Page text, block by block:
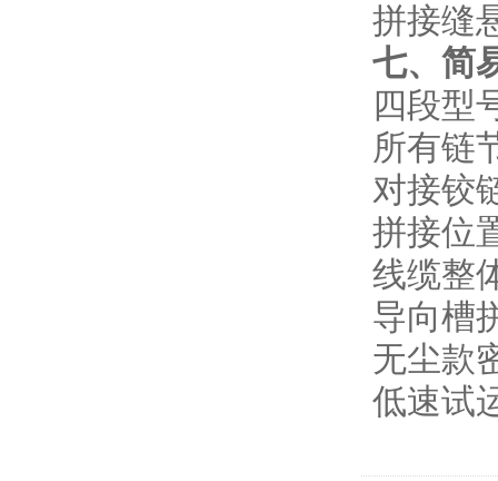
拼接缝
七、简
四段型
所有链
对接铰
拼接位
线缆整
导向槽
无尘款
低速试